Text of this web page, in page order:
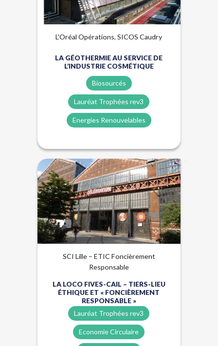
L'Oréal Opérations, SICOS Caudry
LA GÉOTHERMIE AU SERVICE DE
L’INDUSTRIE COSMÉTIQUE
Biosourcés
Lauréat Trophées rev3
Energies Renouvelables
Biosourcés Énergies renouvelables
Lauréat Trophées Rev3
SCI Lille – ETIC Foncièrement
Responsable
LA LOCO FIVES-CAIL – TIERS-LIEU
ÉTHIQUE ET « FONCIÈREMENT
RESPONSABLE »
Lauréat Trophées rev3
Economie Circulaire